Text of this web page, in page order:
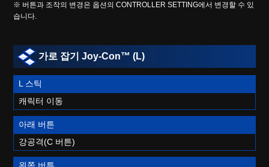
※ 버튼과 조작의 변경은 옵션의 CONTROLLER SETTING에서 변경할 수 있
습니다.
가로 잡기 Joy-Con™ (L)
L 스틱
캐릭터 이동
아래 버튼
강공격(C 버튼)